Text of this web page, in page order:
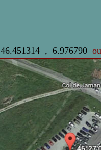
46.451314 , 6.976790